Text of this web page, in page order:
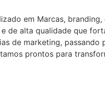
em Marcas,
de alta qualidade que
de marketing,
prontos para